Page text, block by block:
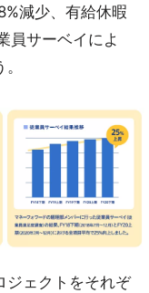
減少、有給休暇
員サーベイによ
ジェクトをそれぞ